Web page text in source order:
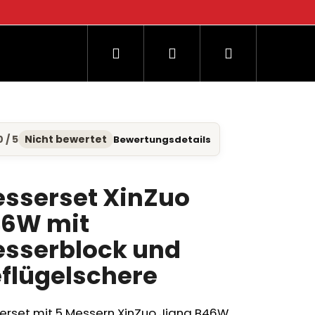
SuchenLogin Warenkorb
/ 5 Nicht bewertet Bewertungsdetails
XinZuo
mit
und